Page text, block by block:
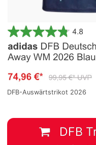
Bundesliga 2021/2022
Spieltag 14
13:30
DFB-Auswärtstrikot 2026
DFB